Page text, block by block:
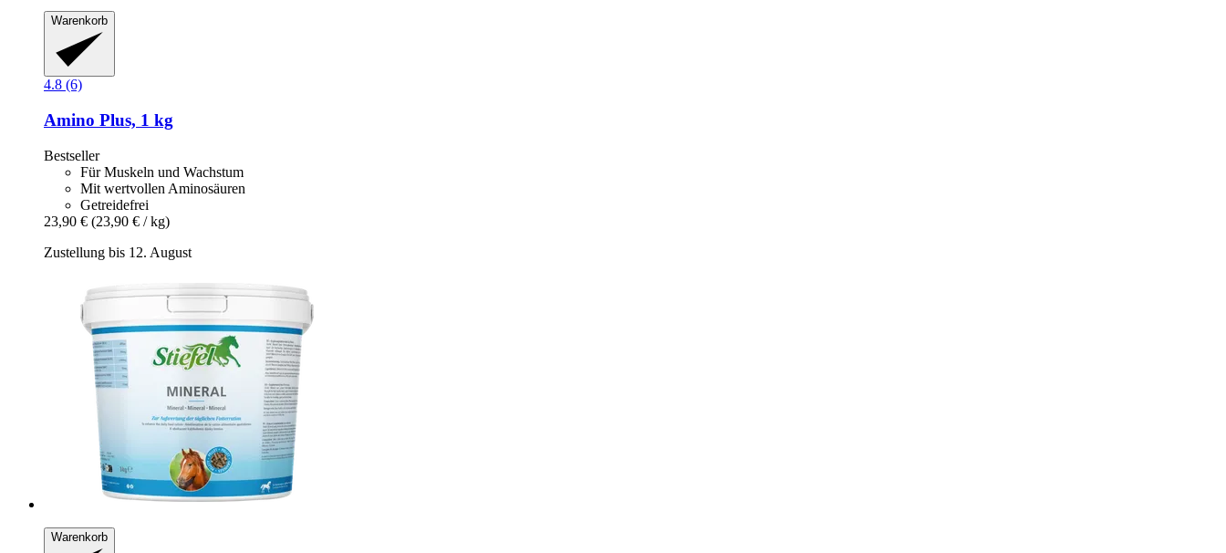
Warenkorb
4.8 (6)
Amino Plus, 1 kg
Bestseller
Für Muskeln und Wachstum
Mit wertvollen Aminosäuren
Getreidefrei
23,90 € (23,90 € / kg)
Zustellung bis 12. August
Warenkorb